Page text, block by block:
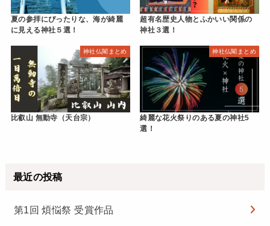
夏の参拝にぴったりな、海が綺麗
に見える神社５選！
超有名歴史人物とふかいい関係の
神社３選！
神社仏閣まとめ
比叡山 無動寺（天台宗）
神社仏閣まとめ
綺麗な花火祭りのある夏の神社5
選！
最近の投稿
第1回 煩悩祭 受賞作品